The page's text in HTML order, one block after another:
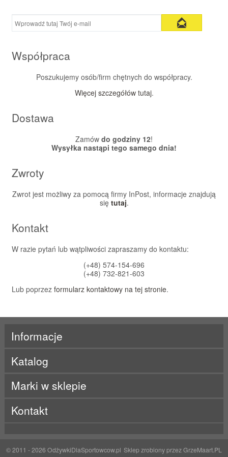
Współpraca
Poszukujemy osób/firm chętnych do współpracy.
Więcej szczegółów tutaj.
Dostawa
Zamów do godziny 12!
Wysyłka nastąpi tego samego dnia!
Zwroty
Zwrot jest możliwy za pomocą firmy InPost, informacje znajdują
się tutaj.
Kontakt
W razie pytań lub wątpliwości zapraszamy do kontaktu:
(+48) 574-154-696
(+48) 732-821-603
Lub poprzez formularz kontaktowy na tej stronie.
Informacje
Katalog
Marki w sklepie
ALE
Beet It
BYE!
Kontakt
© 2011 - 2026OdżywkiDlaSportowcow.pl Sklep zrobiony przezGrzeMaart.PL